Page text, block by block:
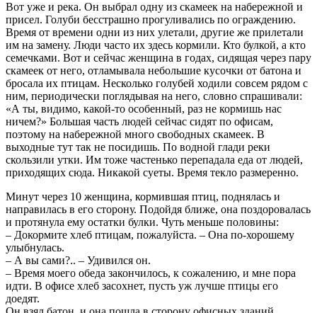
Вот уже и река. Он выбрал одну из скамеек на набережной и
присел. Голуби бесстрашно прогуливались по ограждению.
Время от времени одни из них улетали, другие же прилетали
им на замену. Люди часто их здесь кормили. Кто булкой, а кто
семечками. Вот и сейчас женщина в годах, сидящая через пару
скамеек от него, отламывала небольшие кусочки от батона и
бросала их птицам. Несколько голубей ходили совсем рядом с
ним, периодически поглядывая на него, словно спрашивали:
«А ты, видимо, какой-то особенный, раз не кормишь нас
ничем?» Большая часть людей сейчас сидят по офисам,
поэтому на набережной много свободных скамеек. В
выходные тут так не посидишь. По водной глади реки
скользили утки. Им тоже частенько перепадала еда от людей,
приходящих сюда. Никакой суеты. Время текло размеренно.
Минут через 10 женщина, кормившая птиц, поднялась и
направилась в его сторону. Подойдя ближе, она поздоровалась
и протянула ему остатки булки. Чуть меньше половины:
– Докормите хлеб птицам, пожалуйста. – Она по-хорошему
улыбнулась.
– А вы сами?.. – Удивился он.
– Время моего обеда закончилось, к сожалению, и мне пора
идти. В офисе хлеб засохнет, пусть уж лучше птицы его
доедят.